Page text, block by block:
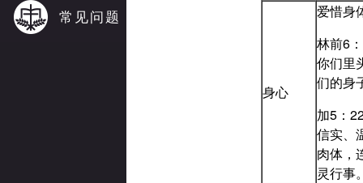
常见问题
身心
爱惜身
林前6
你们里
们的身
加5：
信实、
肉体，
灵行事